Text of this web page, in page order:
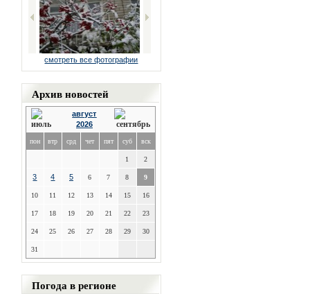
смотреть все фотографии
Архив новостей
август
2026
пон втр срд чет пят суб вск
1 2
3 4 5 6 7 8 9
10 11 12 13 14 15 16
17 18 19 20 21 22 23
24 25 26 27 28 29 30
31
Погода в регионе